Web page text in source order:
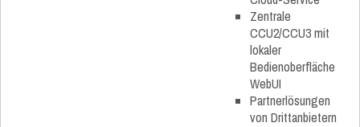
Zentrale
CCU2/CCU3 mit
lokaler
Bedienoberfläche
WebUI
Partnerlösungen
von Drittanbietern